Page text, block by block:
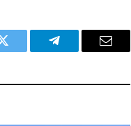
Twitter Telegram Email